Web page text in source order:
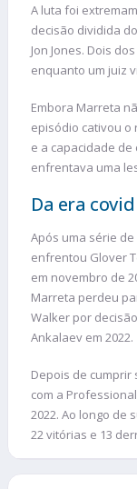
A luta foi
decisão dividida
Jon Jones. Dois
enquanto um juiz
Embora Marreta
episódio cativou
e a capacidade
enfrentava uma
Da era
Após uma série
enfrentou Glover
em novembro de
Marreta perdeu
Walker por
Ankalaev em 2022.
Depois de cumprir
com a
2022. Ao longo de
22 vitórias e 13